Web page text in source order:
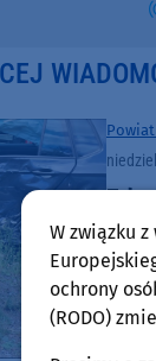
W związku
ochrony
(RODO)